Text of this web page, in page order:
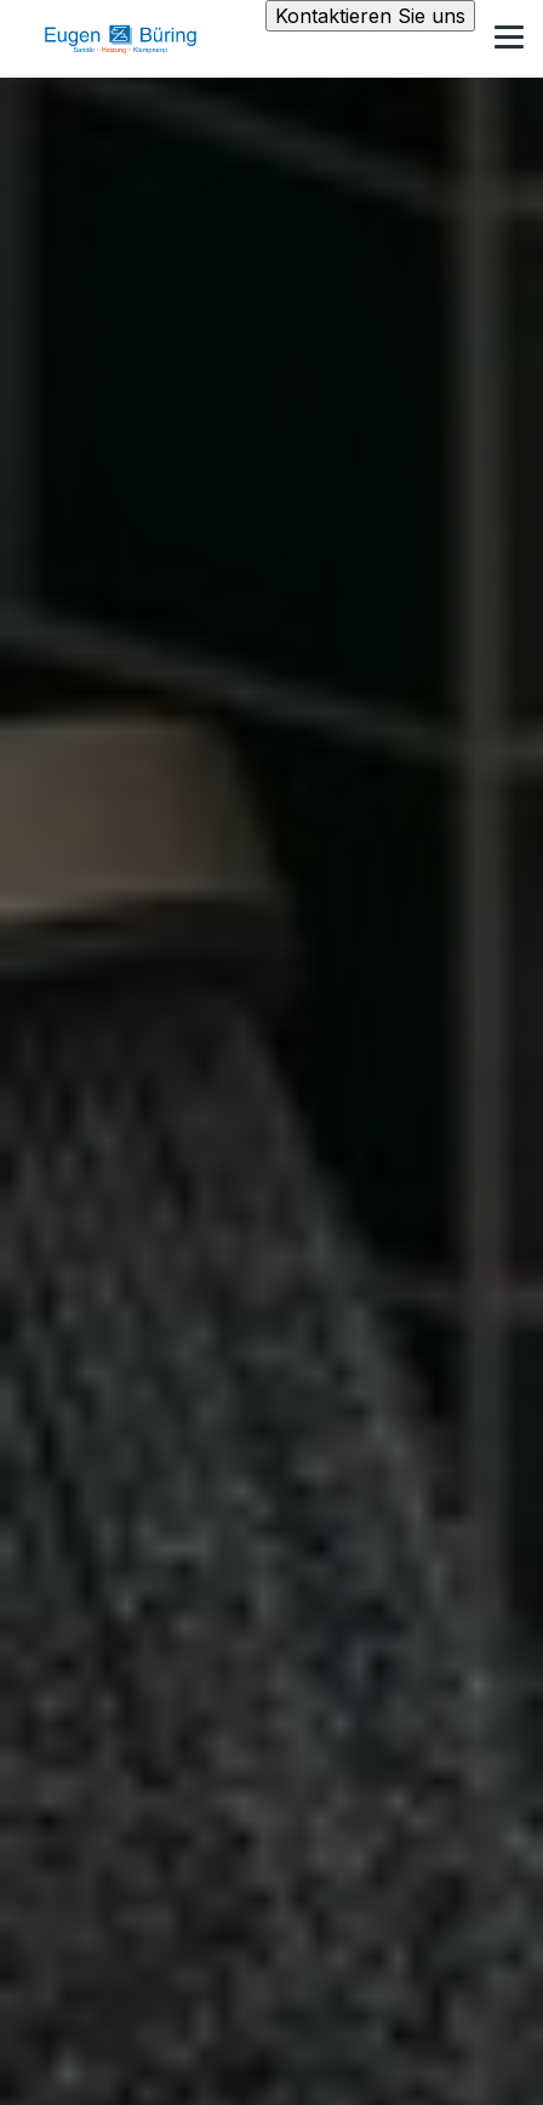
Kontaktieren Sie uns